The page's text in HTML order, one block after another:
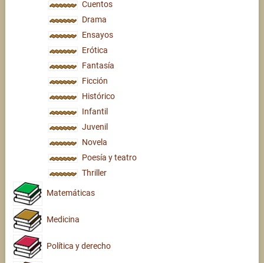
Cuentos
Drama
Ensayos
Erótica
Fantasía
Ficción
Histórico
Infantil
Juvenil
Novela
Poesía y teatro
Thriller
Matemáticas
Medicina
Política y derecho